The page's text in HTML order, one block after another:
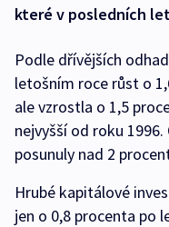
které v posledních
Podle dřívějších
letošním roce růst o
ale vzrostla o 1,5
nejvyšší od roku
posunuly nad 2
Hrubé kapitálové
jen o 0,8 procenta po